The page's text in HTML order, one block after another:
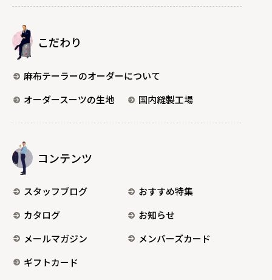
こだわり
麻布テーラーのオーダーについて
オーダースーツの生地
国内縫製工場
コンテンツ
スタッフブログ
おすすめ特集
カタログ
お知らせ
メールマガジン
メンバーズカード
ギフトカード